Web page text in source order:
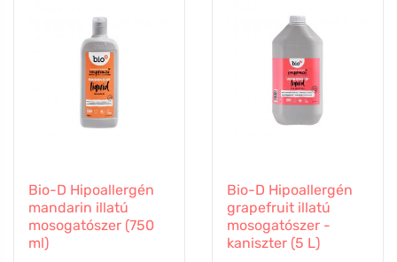
Bio-D Hipoallergén
mandarin illatú
mosogatószer (750
ml)
Bio-D Hipoallergén
grapefruit illatú
mosogatószer -
kaniszter (5 L)